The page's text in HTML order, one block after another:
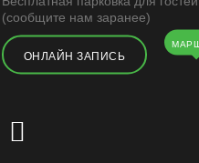
(сообщите нам заранее)
ОНЛАЙН ЗАПИСЬ